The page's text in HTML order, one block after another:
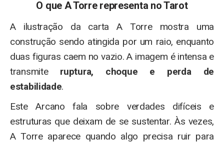
O que A Torre representa no Tarot
A ilustração da carta A Torre mostra uma
construção sendo atingida por um raio, enquanto
duas figuras caem no vazio. A imagem é intensa e
transmite ruptura, choque e perda de
estabilidade.
Este Arcano fala sobre verdades difíceis e
estruturas que deixam de se sustentar. Às vezes,
A Torre aparece quando algo precisa ruir para